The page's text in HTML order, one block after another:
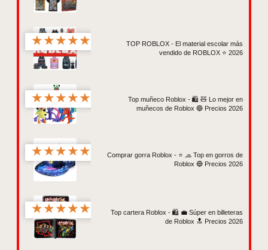
★★★★★
TOP ROBLOX - El material escolar más
vendido de ROBLOX ⭐ 2026
★★★★★
Top muñeco Roblox - 🛍️ 🧸 Lo mejor en
muñecos de Roblox 🔵 Precios 2026
★★★★★
Comprar gorra Roblox - ⭐️ 🧢 Top en gorros de
Roblox 🔵 Precios 2026
★★★★★
Top cartera Roblox - 🛍️ 💼 Súper en billeteras
de Roblox 🔝 Precios 2026